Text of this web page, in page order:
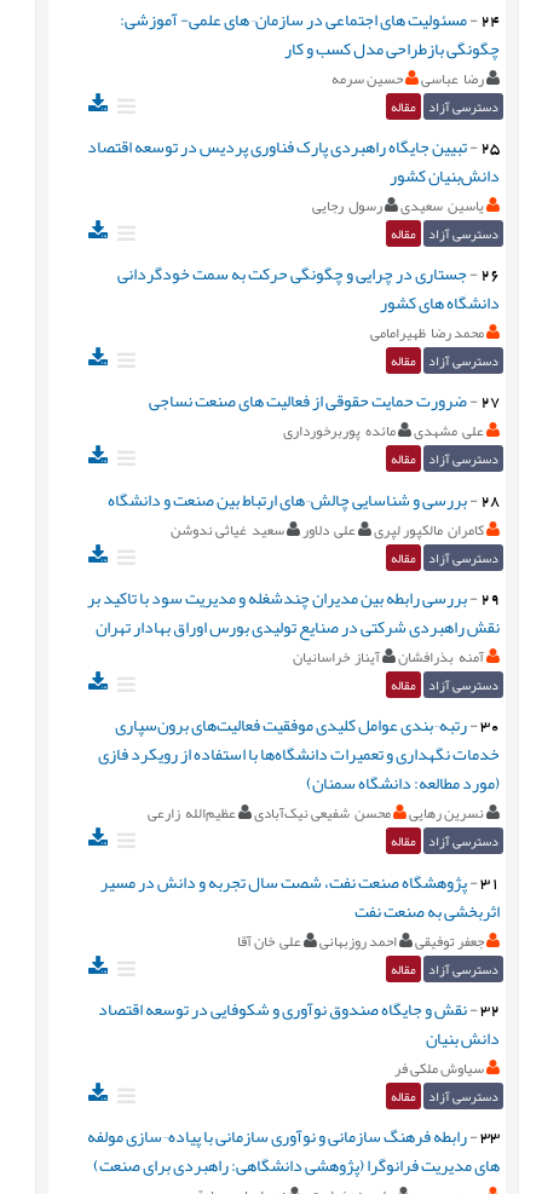
24
-مسئولیت های اجتماعی در سازمان¬های علمی- آموزشی:
چگونگی بازطراحی مدل کسب و کار
رضا عباسی حسین سرمه
دسترسی آزاد مقاله
25
-تبیین جایگاه راهبردی پارک فناوری پردیس در توسعه اقتصاد
دانش‌بنیان کشور
یاسین سعیدی رسول رجایی
دسترسی آزاد مقاله
26
-جستاری در چرایی و چگونگی حرکت به سمت خودگردانی
دانشگاه های کشور
محمد رضا ظهیرامامی
دسترسی آزاد مقاله
27
-ضرورت حمایت حقوقی از فعالیت های صنعت نساجی
علی مشهدی مائده پوربرخورداری
دسترسی آزاد مقاله
28
-بررسی و شناسایی چالش¬های ارتباط بین صنعت و دانشگاه
کامران مالکپور لپری علی دلاور سعید غیاثی ندوشن
دسترسی آزاد مقاله
29
-بررسی رابطه بین مدیران چندشغله و مدیریت سود با تاکید بر
نقش راهبردی شرکتی در صنایع تولیدی بورس اوراق بهادار تهران
آمنه بذرافشان آیناز خراسانیان
دسترسی آزاد مقاله
30
-رتبه¬بندی عوامل کلیدی موفقیت فعالیت‌های برون‌سپاری
خدمات نگهداری و تعمیرات دانشگاه‌ها با استفاده از رویکرد فازی
(مورد مطالعه: دانشگاه سمنان)
نسرین رهایی محسن شفیعی نیک‌آ‌بادی عظیم‌الله زارعی
دسترسی آزاد مقاله
31
-پژوهشگاه صنعت نفت، شصت سال تجربه و دانش در مسیر
اثربخشی به صنعت نفت
جعفر توفیقی احمد روزبهانی علی خان آقا
دسترسی آزاد مقاله
32
-نقش و جایگاه صندوق نوآوری و شکوفایی در توسعه اقتصاد
دانش بنیان
سیاوش ملکی فر
دسترسی آزاد مقاله
33
-رابطه فرهنگ سازمانی و نوآوری سازمانی با پیاده¬سازی مولفه
های مدیریت فرانوگرا (پژوهشی دانشگاهی: راهبردی برای صنعت)